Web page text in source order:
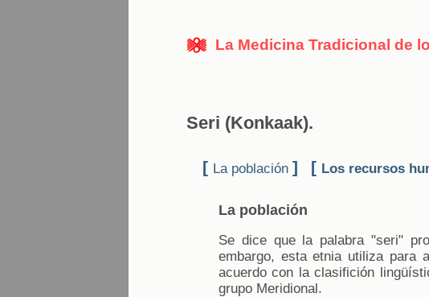
La Medicina Tradicional de
Seri (Konkaak).
[ La población ] [ Los recursos
La población
Se dice que la palabra "seri"
embargo, esta etnia utiliza para
acuerdo con la clasifición
grupo Meridional.